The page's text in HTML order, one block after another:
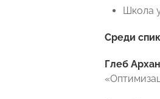
Школа
Среди
Глеб